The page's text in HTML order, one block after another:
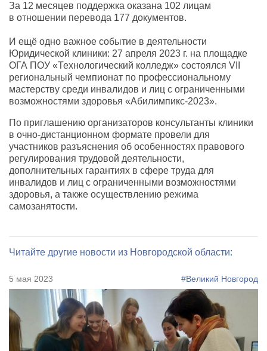
За 12 месяцев поддержка оказана 102 лицам
в отношении перевода 177 документов.
И ещё одно важное событие в деятельности
Юридической клиники: 27 апреля 2023 г. на площадке
ОГА ПОУ «Технологический колледж» состоялся VII
региональный чемпионат по профессиональному
мастерству среди инвалидов и лиц с ограниченными
возможностями здоровья «Абилимпикс-2023».
По приглашению организаторов консультанты клиники
в очно-дистанционном формате провели для
участников разъяснения об особенностях правового
регулирования трудовой деятельности,
дополнительных гарантиях в сфере труда для
инвалидов и лиц с ограниченными возможностями
здоровья, а также осуществлению режима
самозанятости.
Читайте другие новости из Новгородской области:
5 мая 2023 #Великий Новгород